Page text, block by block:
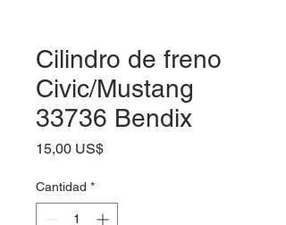
Cilindro de freno
Civic/Mustang
33736 Bendix
15,00 US$Precio
Cantidad *